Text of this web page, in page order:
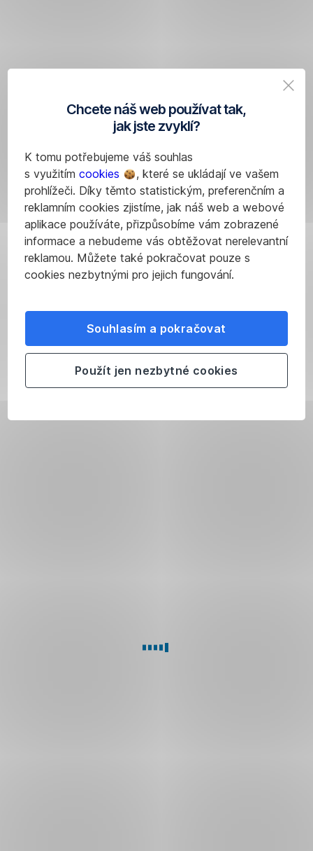
Chcete náš web používat tak,
jak jste zvyklí?
K tomu potřebujeme váš souhlas
s využitím cookies
, které se ukládají ve vašem
prohlížeči. Díky těmto statistickým, preferenčním a
reklamním cookies zjistíme, jak náš web a webové
aplikace používáte, přizpůsobíme vám zobrazené
informace a nebudeme vás obtěžovat nerelevantní
reklamou. Můžete také pokračovat pouze s
cookies nezbytnými pro jejich fungování.
Souhlasím a pokračovat
Použít jen nezbytné cookies